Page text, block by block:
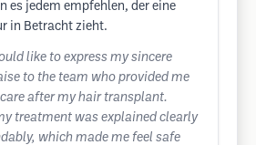
es jedem empfehlen, der eine
in Betracht zieht.
like to express my sincere
to the team who provided me
after my hair transplant.
treatment was explained clearly
which made me feel safe